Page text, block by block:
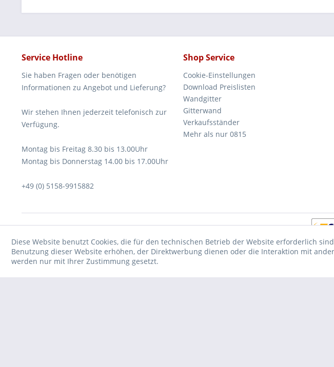
Service Hotline
Sie haben Fragen oder benötigen
Informationen zu Angebot und Lieferung?
Wir stehen Ihnen jederzeit telefonisch zur
Verfügung.
Montag bis Freitag 8.30 bis 13.00Uhr
Montag bis Donnerstag 14.00 bis 17.00Uhr
+49 (0) 5158-9915882
Shop Service
Cookie-Einstellungen
Download Preislisten
Wandgitter
Gitterwand
Verkaufsständer
Mehr als nur 0815
* Verkauf nur an Unternehmer, Gewerbetreibende, Freiberufler und öffentliche Institutionen, daher
Diese Website benutzt Cookies, die für den technischen Betrieb der Website erforderlich
Benutzung dieser Website erhöhen, der Direktwerbung dienen oder die Interaktion mit
werden nur mit Ihrer Zustimmung gesetzt.